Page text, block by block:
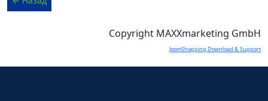
Copyright MAXXmarketing GmbH
JoomShopping Download & Support